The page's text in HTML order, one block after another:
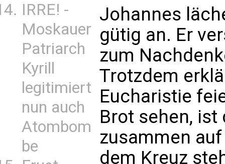
IRRE! -
Moskauer
Patriarch
Kyrill
legitimiert
nun auch
Atombom
be
Johannes
gütig an. Er
zum
Trotzdem
Eucharistie
Brot sehen,
zusammen
dem Kreuz